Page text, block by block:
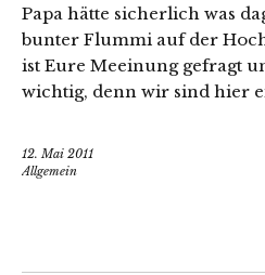
Papa hätte sicherlich was
bunter Flummi auf der
ist Eure Meeinung gefragt
wichtig, denn wir sind hier
12. Mai 2011
Allgemein